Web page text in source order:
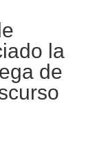
la
de